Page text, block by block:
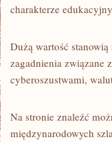
charakterze
Dużą wartość
zagadnienia związane
cyberoszustwami,
Na stronie znaleźć
międzynarodowych